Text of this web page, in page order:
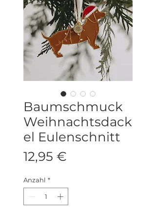
Baumschmuck
Weihnachtsdack
el Eulenschnitt
12,95 €
Anzahl *